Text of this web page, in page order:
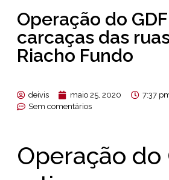
Operação do
carcaças das
Riacho Fundo
deivis maio 25, 2020
7:37
Sem comentários
Operação do